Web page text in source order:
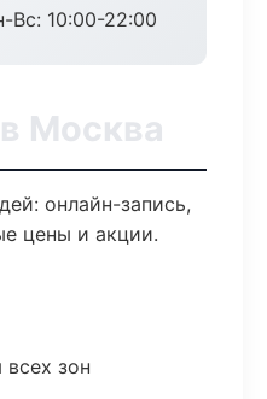
Вс: 10:00-22:00
Москва
онлайн-запись,
цены и акции.
всех зон